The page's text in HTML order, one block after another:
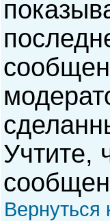
Учтите,
Вернуться